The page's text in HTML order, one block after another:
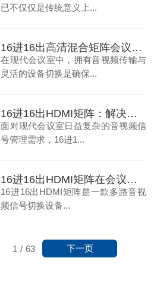
已不仅仅是传统意义上...
16进16出高清混合矩阵会议室音视频传输与切换的全面解决方案
在现代会议室中，拥有音视频传输与
灵活的设备切换是确保...
16进16出HDMI矩阵：解决现代会议室音视频信号管理难题
面对现代会议室日益复杂的音视频信
号管理需求，16进1...
16进16出HDMI矩阵在会议室中的应用
16进16出HDMI矩阵是一款多路音视
频信号切换设备...
1 / 63 下一页